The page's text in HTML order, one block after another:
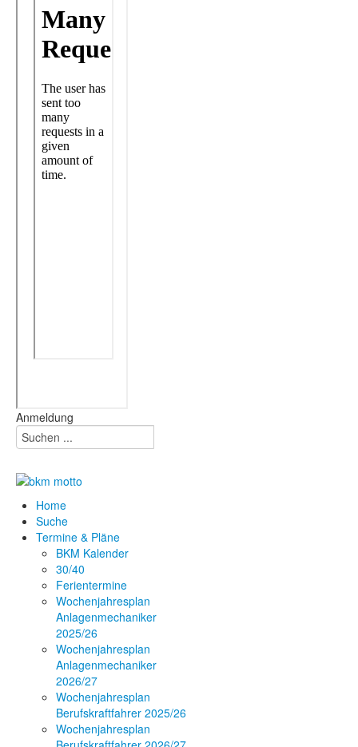
Anmeldung
Home
Suche
Termine & Pläne
BKM Kalender
30/40
Ferientermine
Wochenjahresplan
Anlagenmechaniker
2025/26
Wochenjahresplan
Anlagenmechaniker
2026/27
Wochenjahresplan
Berufskraftfahrer 2025/26
Wochenjahresplan